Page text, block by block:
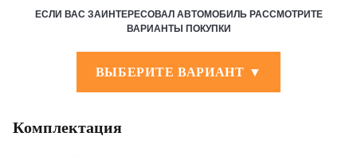
ЕСЛИ ВАС ЗАИНТЕРЕСОВАЛ АВТОМОБИЛЬ РАССМОТРИТЕ
ВАРИАНТЫ ПОКУПКИ
ВЫБЕРИТЕ ВАРИАНТ ▼
Комплектация